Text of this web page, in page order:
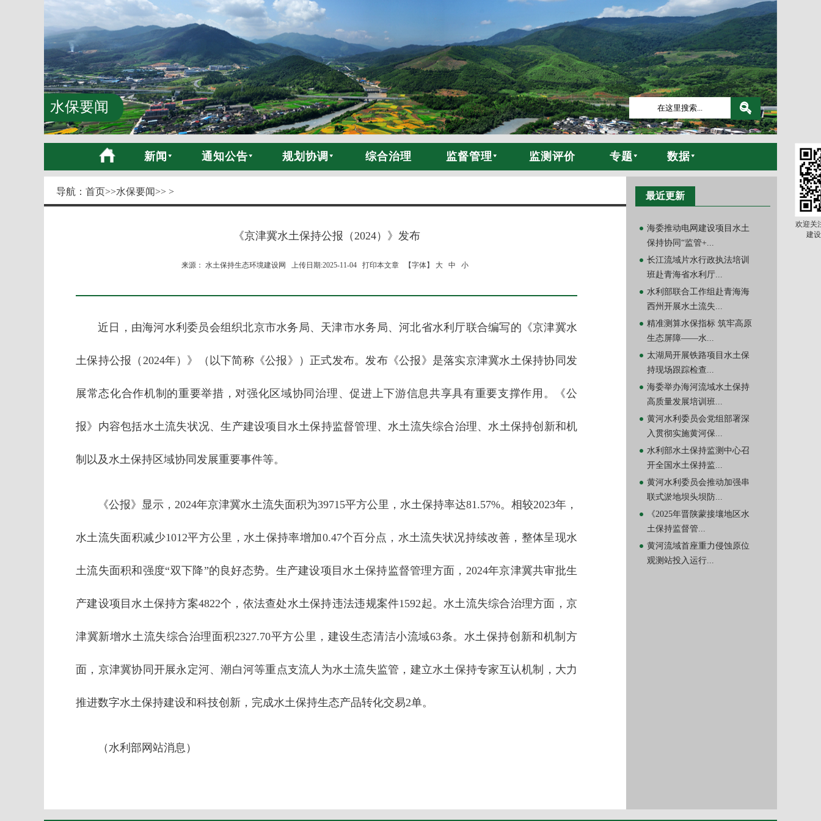
水保要闻
新闻 通知公告 规划协调 综合治理 监督管理 监测评价 专题 数据
导航： 首页>>水保要闻>> >
《京津冀水土保持公报（2024）》发布
来源： 水土保持生态环境建设网 上传日期:2025-11-04 打印本文章 【字体】 大 中 小
近日，由海河水利委员会组织北京市水务局、天津市水务局、河北省水利厅联合编写的《京津冀水
土保持公报（2024年）》（以下简称《公报》）正式发布。发布《公报》是落实京津冀水土保持协同发
展常态化合作机制的重要举措，对强化区域协同治理、促进上下游信息共享具有重要支撑作用。《公
报》内容包括水土流失状况、生产建设项目水土保持监督管理、水土流失综合治理、水土保持创新和机
制以及水土保持区域协同发展重要事件等。
《公报》显示，2024年京津冀水土流失面积为39715平方公里，水土保持率达81.57%。相较2023年，
水土流失面积减少1012平方公里，水土保持率增加0.47个百分点，水土流失状况持续改善，整体呈现水
土流失面积和强度“双下降”的良好态势。生产建设项目水土保持监督管理方面，2024年京津冀共审批生
产建设项目水土保持方案4822个，依法查处水土保持违法违规案件1592起。水土流失综合治理方面，京
津冀新增水土流失综合治理面积2327.70平方公里，建设生态清洁小流域63条。水土保持创新和机制方
面，京津冀协同开展永定河、潮白河等重点支流人为水土流失监管，建立水土保持专家互认机制，大力
推进数字水土保持建设和科技创新，完成水土保持生态产品转化交易2单。
（水利部网站消息）
最近更新
海委推动电网建设项目水土
保持协同“监管+...
长江流域片水行政执法培训
班赴青海省水利厅...
水利部联合工作组赴青海海
西州开展水土流失...
精准测算水保指标 筑牢高原
生态屏障——水...
太湖局开展铁路项目水土保
持现场跟踪检查...
海委举办海河流域水土保持
高质量发展培训班...
黄河水利委员会党组部署深
入贯彻实施黄河保...
水利部水土保持监测中心召
开全国水土保持监...
黄河水利委员会推动加强串
联式淤地坝头坝防...
《2025年晋陕蒙接壤地区水
土保持监督管...
黄河流域首座重力侵蚀原位
观测站投入运行...
欢迎关
建